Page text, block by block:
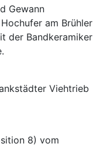
Gewann
am Brühler
der Bandkeramiker
Viehtrieb
8) vom